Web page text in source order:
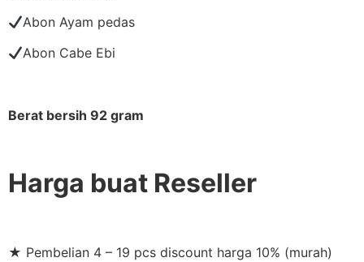
Abon Ayam pedas
Abon Cabe Ebi
Berat bersih 92 gram
Harga buat Reseller
★ Pembelian 4 – 19 pcs discount harga 10% (murah)